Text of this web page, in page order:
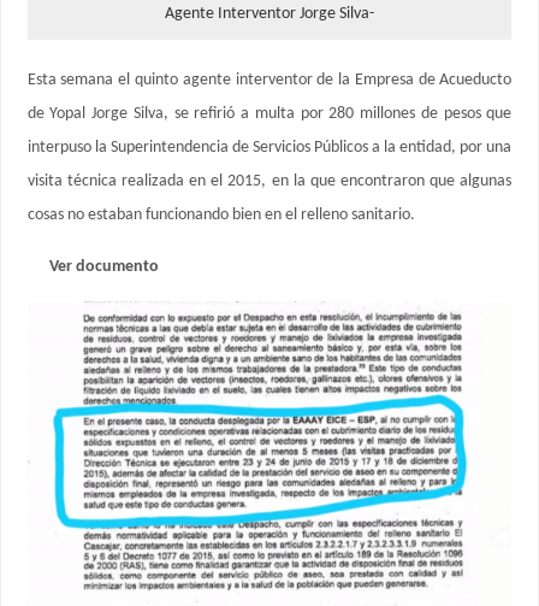
Agente Interventor Jorge Silva-
Esta semana el quinto agente interventor de la Empresa de Acueducto
de Yopal Jorge Silva, se refirió a multa por 280 millones de pesos que
interpuso la Superintendencia de Servicios Públicos a la entidad, por una
visita técnica realizada en el 2015, en la que encontraron que algunas
cosas no estaban funcionando bien en el relleno sanitario.
Ver documento